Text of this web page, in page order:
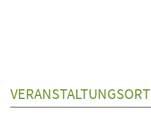
VERANSTALTUNGSORT